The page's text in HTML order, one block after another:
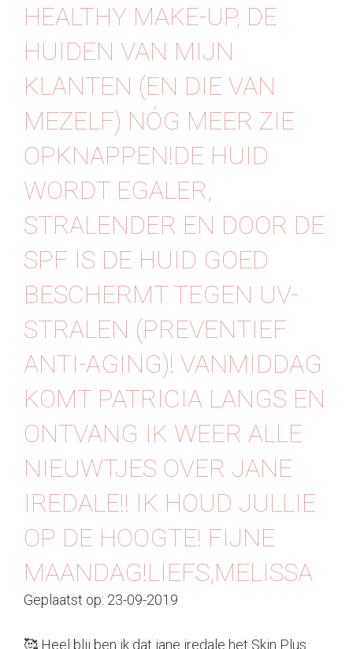
HEALTHY MAKE-UP, DE
HUIDEN VAN MIJN
KLANTEN (EN DIE VAN
MEZELF) NÓG MEER ZIE
OPKNAPPEN!DE HUID
WORDT EGALER,
STRALENDER EN DOOR DE
SPF IS DE HUID GOED
BESCHERMT TEGEN UV-
STRALEN (PREVENTIEF
ANTI-AGING)! VANMIDDAG
KOMT PATRICIA LANGS EN
ONTVANG IK WEER ALLE
NIEUWTJES OVER JANE
IREDALE!! IK HOUD JULLIE
OP DE HOOGTE! FIJNE
MAANDAG!LIEFS,MELISSA
Geplaatst op: 23-09-2019
🥰 Heel blij ben ik dat jane iredale het Skin Plus